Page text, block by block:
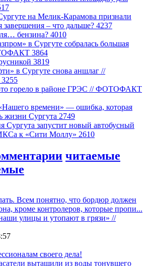
на Мелик-Карамова признали
‒ что дальше? 4237
бензина? 4010
в Сургуте собралась большая
3864
3819
в Сургуте снова аншлаг //
3255
то горело в районе ГРЭС // ФОТОФАКТ
времени» — ошибка, которая
жизни Сургута 2749
Сургута запустит новый автобусный
к «Сити Моллу» 2610
читаемые
Всем понятно, что бордюр должен
кроме контролеров, которые пропи...
улицы и утопают в грязи» //
своего дела!
вытащили из воды тонувшего